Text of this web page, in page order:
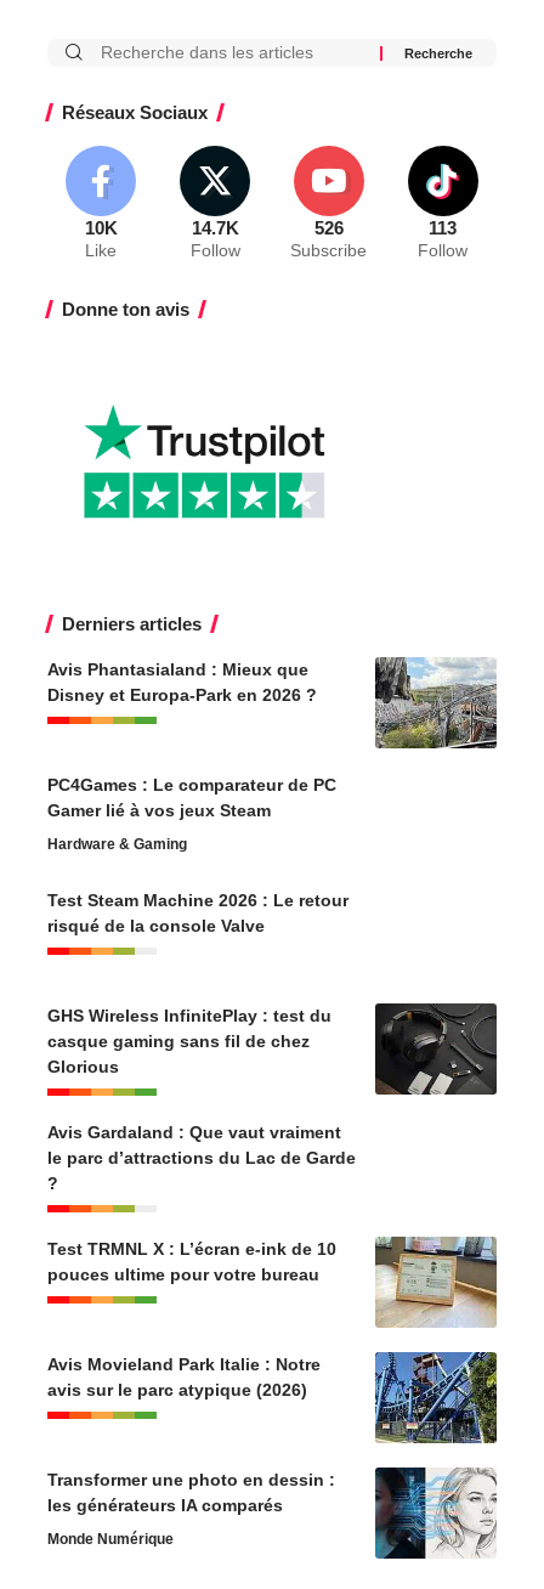
Réseaux Sociaux
10K
Like
14.7K
Follow
526
Subscribe
113
Follow
Donne ton avis
Derniers articles
Avis Phantasialand : Mieux que
Disney et Europa-Park en 2026 ?
PC4Games : Le comparateur de PC
Gamer lié à vos jeux Steam
Hardware & Gaming
Test Steam Machine 2026 : Le retour
risqué de la console Valve
GHS Wireless InfinitePlay : test du
casque gaming sans fil de chez
Glorious
Avis Gardaland : Que vaut vraiment
le parc d’attractions du Lac de Garde
?
Test TRMNL X : L’écran e-ink de 10
pouces ultime pour votre bureau
Avis Movieland Park Italie : Notre
avis sur le parc atypique (2026)
Transformer une photo en dessin :
les générateurs IA comparés
Monde Numérique